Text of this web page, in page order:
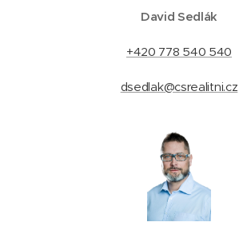
David Sedlák
+420 778 540 540
dsedlak@csrealitni.cz